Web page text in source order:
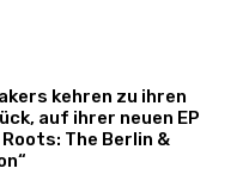
kehren zu ihren
auf ihrer neuen EP
Roots: The Berlin &